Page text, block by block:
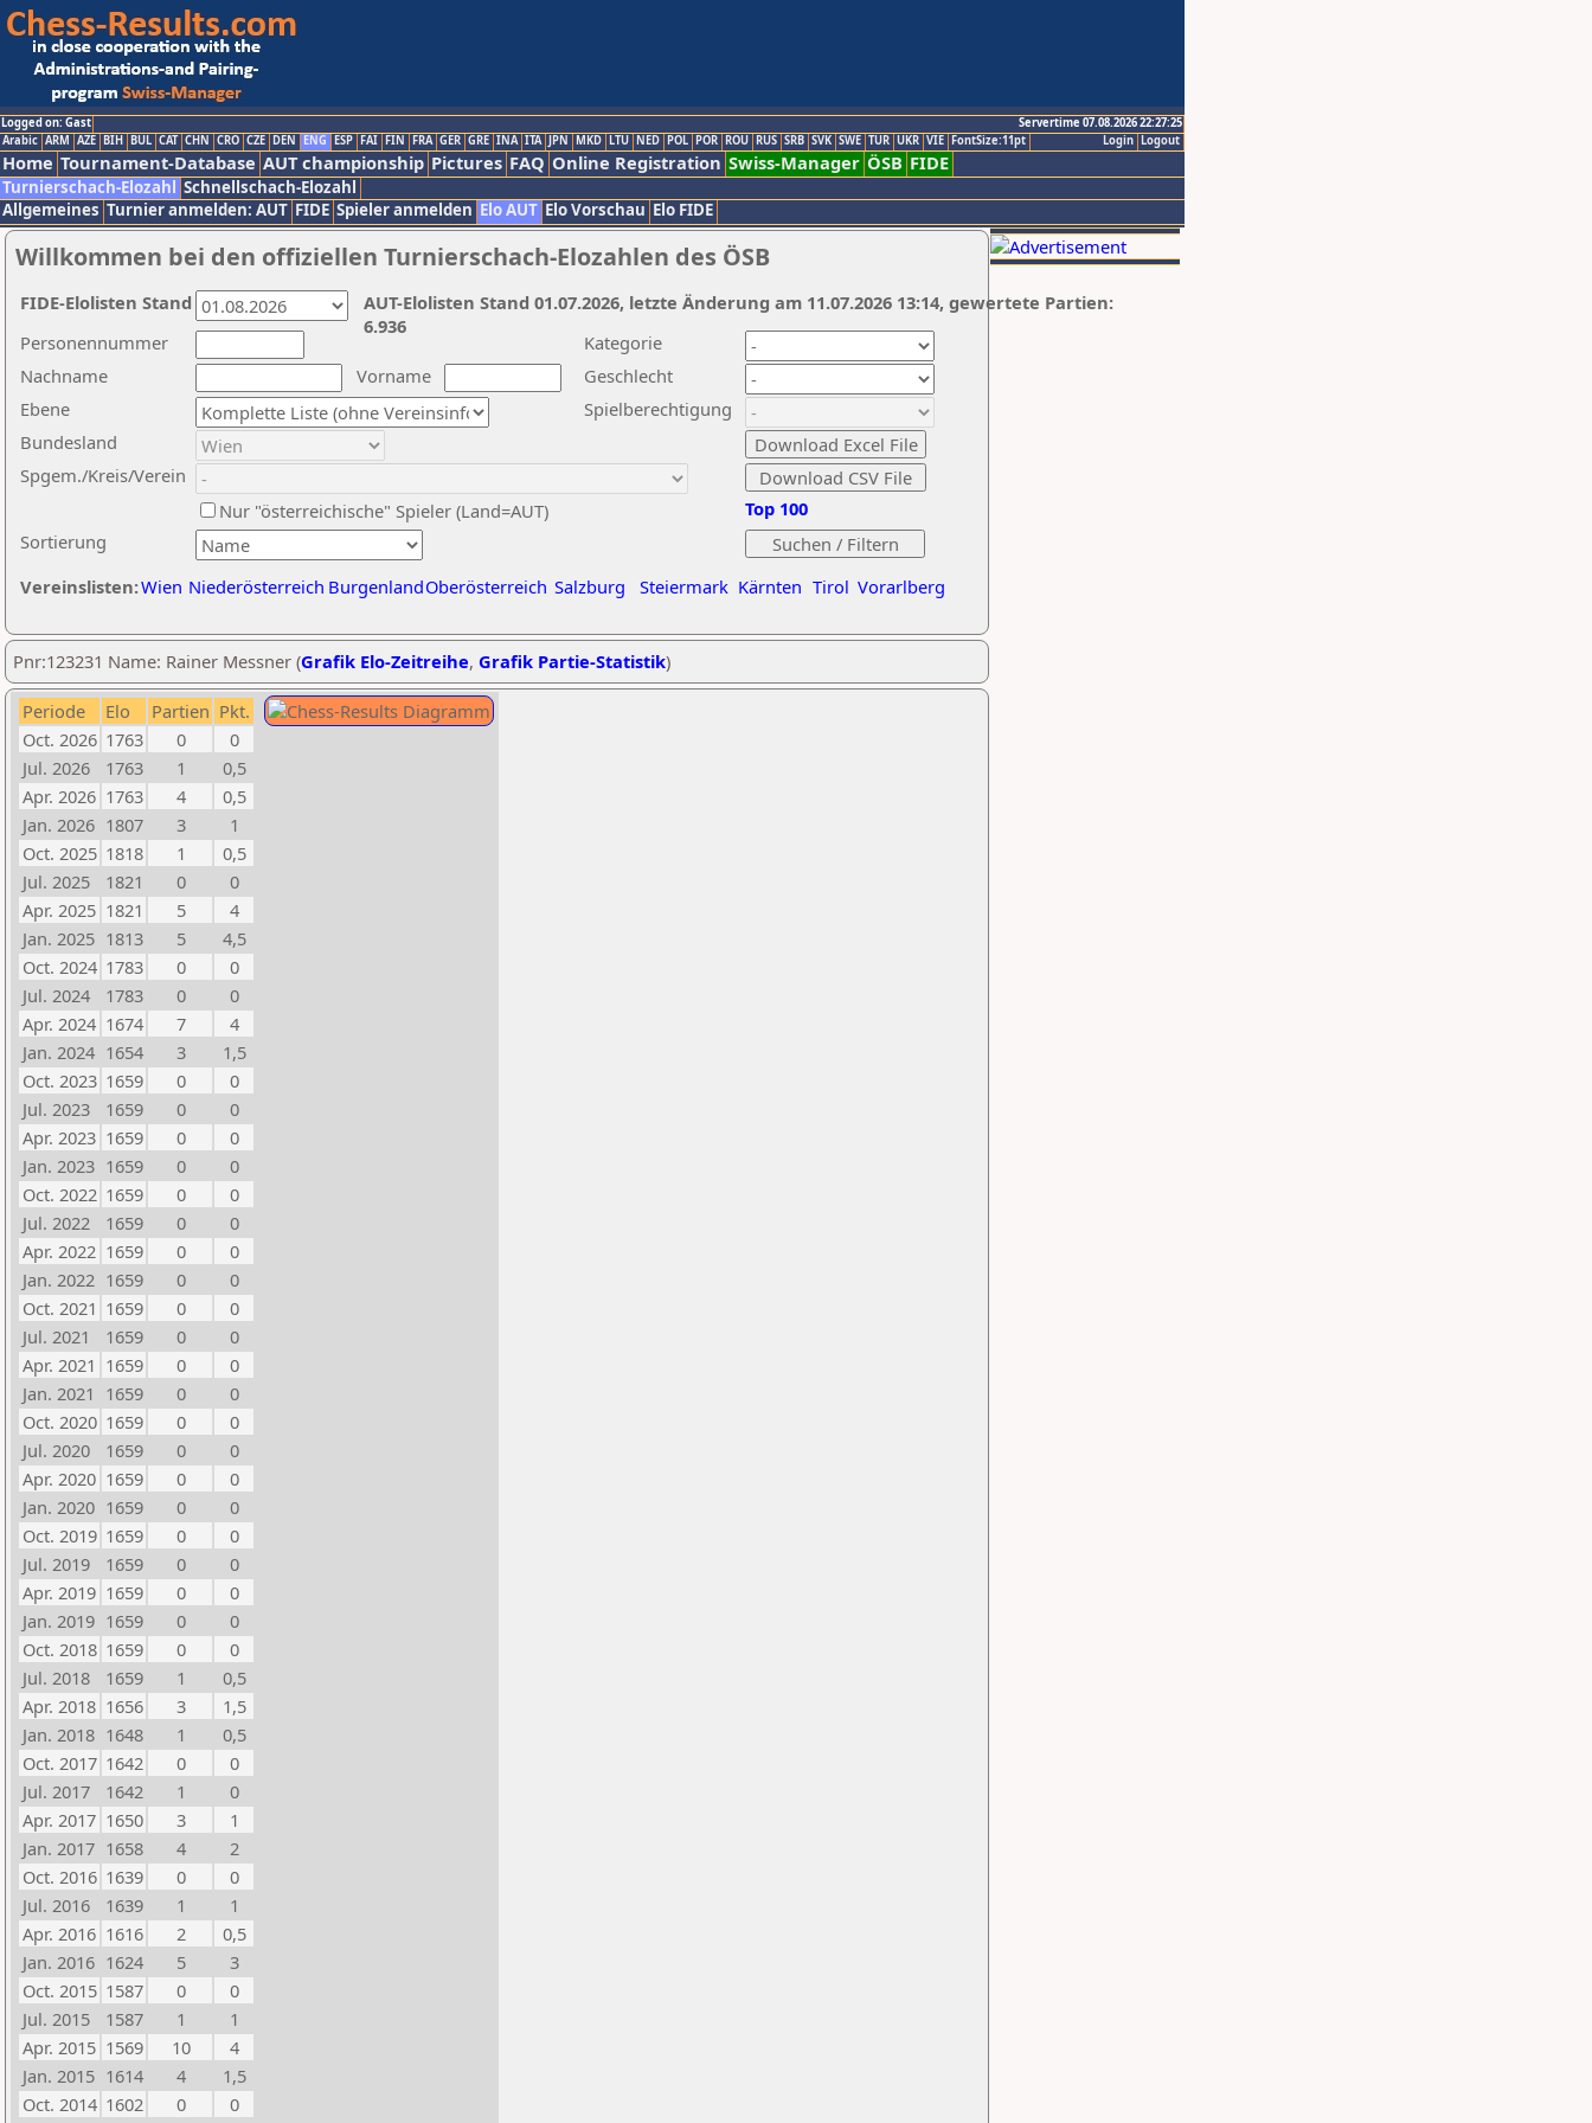
Logged on: Gast
Servertime 07.08.2026 22:27:25
Logout
Login
Arabic ARM AZE BIH BUL CAT CHN CRO CZE DEN ENG ESP FAI FIN FRA GER GRE INA ITA JPN MKD LTU NED POL POR ROU RUS SRB SVK SWE TUR UKR VIE FontSize:11pt
Home Tournament-Database AUT championship Pictures FAQ Online Registration Swiss-Manager ÖSB FIDE
Turnierschach-Elozahl Schnellschach-Elozahl
Allgemeines Turnier anmelden: AUT FIDE Spieler anmelden Elo AUT Elo Vorschau Elo FIDE
Willkommen bei den offiziellen Turnierschach-Elozahlen des ÖSB
Nachname
Vorname
Ebene
Kategorie
Sortierung
Personennummer
Bundesland
Spgem./Kreis/Verein
Geschlecht
Nur "österreichische" Spieler (Land=AUT)
Spielberechtigung
Vereinslisten:Wien Niederösterreich BurgenlandOberösterreich Salzburg Steiermark Kärnten Tirol Vorarlberg
Top 100
AUT-Elolisten Stand 01.07.2026, letzte Änderung am 11.07.2026 13:14, gewertete Partien:
6.936
FIDE-Elolisten Stand
Pnr:123231 Name: Rainer Messner (Grafik Elo-Zeitreihe, Grafik Partie-Statistik)
Periode Elo Partien Pkt.
Oct. 2026 1763 0
0
Jul. 2026
1763 1
0,5
Apr. 2026 1763 4
0,5
Jan. 2026 1807 3
1
Oct. 2025 1818 1
0,5
Jul. 2025
1821 0
0
Apr. 2025 1821 5
4
Jan. 2025 1813 5
4,5
Oct. 2024 1783 0
0
Jul. 2024
1783 0
0
Apr. 2024 1674 7
4
Jan. 2024 1654 3
1,5
Oct. 2023 1659 0
0
Jul. 2023
1659 0
0
Apr. 2023 1659 0
0
Jan. 2023 1659 0
0
Oct. 2022 1659 0
0
Jul. 2022
1659 0
0
Apr. 2022 1659 0
0
Jan. 2022 1659 0
0
Oct. 2021 1659 0
0
Jul. 2021
1659 0
0
Apr. 2021 1659 0
0
Jan. 2021 1659 0
0
Oct. 2020 1659 0
0
Jul. 2020
1659 0
0
Apr. 2020 1659 0
0
Jan. 2020 1659 0
0
Oct. 2019 1659 0
0
Jul. 2019
1659 0
0
Apr. 2019 1659 0
0
Jan. 2019 1659 0
0
Oct. 2018 1659 0
0
Jul. 2018
1659 1
0,5
Apr. 2018 1656 3
1,5
Jan. 2018 1648 1
0,5
Oct. 2017 1642 0
0
Jul. 2017
1642 1
0
Apr. 2017 1650 3
1
Jan. 2017 1658 4
2
Oct. 2016 1639 0
0
Jul. 2016
1639 1
1
Apr. 2016 1616 2
0,5
Jan. 2016 1624 5
3
Oct. 2015 1587 0
0
Jul. 2015
1587 1
1
Apr. 2015 1569 10
4
Jan. 2015 1614 4
1,5
Oct. 2014 1602 0
0